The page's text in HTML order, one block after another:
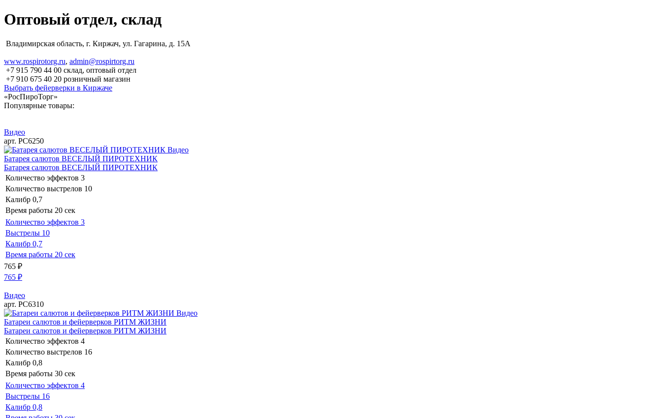
Оптовый отдел, склад
Владимирская область, г. Киржач, ул. Гагарина, д. 15А
www.rospirotorg.ru, admin@rospirtorg.ru
+7 915 790 44 00 склад, оптовый отдел
+7 910 675 40 20 розничный магазин
Выбрать фейерверки в Киржаче
«РосПироТорг»
Популярные товары:
Видео
арт. РС6250
Видео
Батарея салютов ВЕСЕЛЫЙ ПИРОТЕХНИК
Батарея салютов ВЕСЕЛЫЙ ПИРОТЕХНИК
Количество эффектов 3
Количество выстрелов 10
Калибр 0,7
Время работы 20 сек
Количество эффектов 3
Выстрелы 10
Калибр 0,7
Время работы 20 сек
765 ₽
765 ₽
Видео
арт. РС6310
Видео
Батареи салютов и фейерверков РИТМ ЖИЗНИ
Батареи салютов и фейерверков РИТМ ЖИЗНИ
Количество эффектов 4
Количество выстрелов 16
Калибр 0,8
Время работы 30 сек
Количество эффектов 4
Выстрелы 16
Калибр 0,8